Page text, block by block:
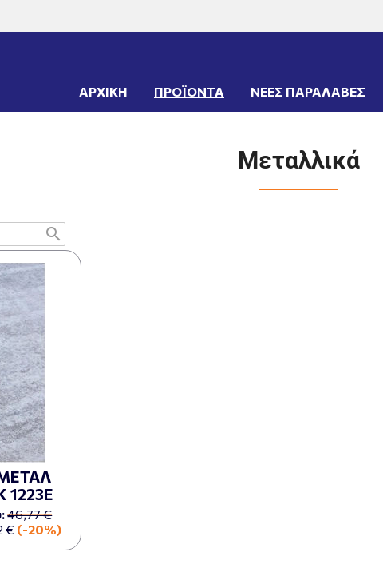
ΑΡΧΙΚΗ ΠΡΟΪΟΝΤΑ ΝΕΕΣ ΠΑΡΑΛΑΒΕΣ
Μεταλλικά
search
1223Ε
46,77 €
€ (-20%)